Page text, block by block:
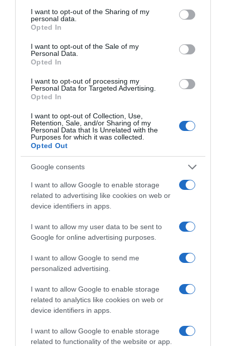
not limited to your visit or usage behaviour. You may click to
grant or deny consent to Google and its third-party tags to
use your data for below specified purposes in below Google
consent section.
I want to opt-out of the Sharing of my
personal data.
Opted In
I want to opt-out of the Sale of my
Personal Data.
Opted In
I want to opt-out of processing my
Personal Data for Targeted Advertising.
Opted In
I want to opt-out of Collection, Use,
Retention, Sale, and/or Sharing of my
Personal Data that Is Unrelated with the
Purposes for which it was collected.
Opted Out
Google consents
I want to allow Google to enable storage
related to advertising like cookies on web or
device identifiers in apps.
I want to allow my user data to be sent to
Google for online advertising purposes.
I want to allow Google to send me
personalized advertising.
I want to allow Google to enable storage
related to analytics like cookies on web or
device identifiers in apps.
I want to allow Google to enable storage
related to functionality of the website or app.
bekövetkezett a baleset, felelősnek nem érzem magam.
Kérem a bíróságot, hogy mentsenek fel” – ám szavai
nem hatották meg a bírót.
A való életben vannak határok
A tárgyalás során kiderült, hogy a busz előzésekor Berki
több KRESZ-előírást is megszegett, valamint vezetett már
jogosítvány nélkül is. A bíró az ítélet indoklásában kitért
arra, hogy a hírességnek tudnia kéne, hol vannak a
Forrás: Blikk.hu
Megosztás:
Címkék: házasság, Berki Krisztián
Korábbi bejegyzések Következő bejegyzés
HASONLÓ BEJEGYZÉSEK